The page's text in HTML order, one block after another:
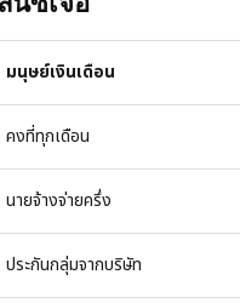
มนุษย์เงินเดือน
คงที่ทุกเดือน
นายจ้างจ่ายครึ่ง
ประกันกลุ่มจากบริษัท